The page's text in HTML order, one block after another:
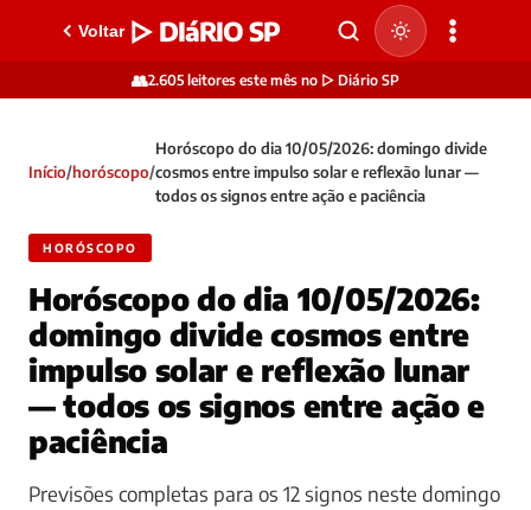
Voltar ▷ DIáRIO SP
👥2.605 leitores este mês no ▷ Diário SP
Início/horóscopo/
Horóscopo do dia 10/05/2026: domingo divide
cosmos entre impulso solar e reflexão lunar —
todos os signos entre ação e paciência
HORÓSCOPO
Horóscopo do dia 10/05/2026:
domingo divide cosmos entre
impulso solar e reflexão lunar
— todos os signos entre ação e
paciência
Previsões completas para os 12 signos neste domingo